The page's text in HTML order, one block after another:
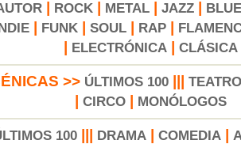
ROCK METAL JAZZ
FUNK SOUL RAP
ELECTRÓNICA CLÁSICA
>> ÚLTIMOS 100||| TEATRO
CIRCO MONÓLOGOS
100 DRAMA COMEDIA